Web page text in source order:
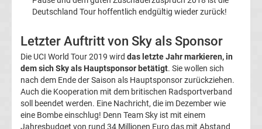
League
Champions
League
Ergebnisse
Deutschland Tour hoffentlich endgültig wieder zurück!
Letzter Auftritt von Sky als Sponsor
Die UCI World Tour 2019 wird das letzte Jahr markieren, in
dem sich Sky als Hauptsponsor betätigt. Sie wollen sich
nach dem Ende der Saison als Hauptsponsor zurückziehen.
Auch die Kooperation mit dem britischen Radsportverband
soll beendet werden. Eine Nachricht, die im Dezember wie
eine Bombe einschlug! Denn Team Sky ist mit einem
Jahresbudget von rund 34 Millionen Euro das mit Abstand